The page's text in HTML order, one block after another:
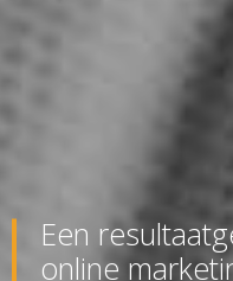
Een
online